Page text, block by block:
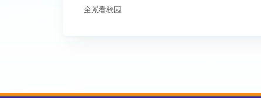
全景看校园